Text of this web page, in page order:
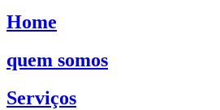
Home
quem somos
Serviços